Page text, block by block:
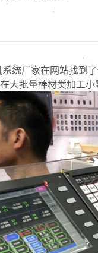
统厂家在网站找到
大批量棒材类加工